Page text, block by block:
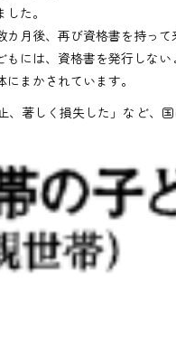
た。
月後、再び資格書を持って
には、資格書を発行しない
まかされています。
著しく損失した」など、